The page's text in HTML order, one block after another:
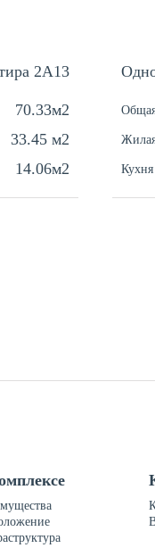
2А13
70.33м2
33.45 м2
14.06м2 Кухня